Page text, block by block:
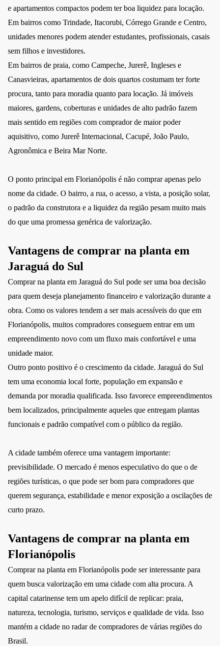
e apartamentos compactos podem ter boa liquidez para locação.
Em bairros como Trindade, Itacorubi, Córrego Grande e Centro,
unidades menores podem atender estudantes, profissionais, casais
sem filhos e investidores.
Em bairros de praia, como Campeche, Jurerê, Ingleses e
Canasvieiras, apartamentos de dois quartos costumam ter forte
procura, tanto para moradia quanto para locação. Já imóveis
maiores, gardens, coberturas e unidades de alto padrão fazem
mais sentido em regiões com comprador de maior poder
aquisitivo, como Jurerê Internacional, Cacupé, João Paulo,
Agronômica e Beira Mar Norte.
O ponto principal em Florianópolis é não comprar apenas pelo
nome da cidade. O bairro, a rua, o acesso, a vista, a posição solar,
o padrão da construtora e a liquidez da região pesam muito mais
do que uma promessa genérica de valorização.
Vantagens de comprar na planta em
Jaraguá do Sul
Comprar na planta em Jaraguá do Sul pode ser uma boa decisão
para quem deseja planejamento financeiro e valorização durante a
obra. Como os valores tendem a ser mais acessíveis do que em
Florianópolis, muitos compradores conseguem entrar em um
empreendimento novo com um fluxo mais confortável e uma
unidade maior.
Outro ponto positivo é o crescimento da cidade. Jaraguá do Sul
tem uma economia local forte, população em expansão e
demanda por moradia qualificada. Isso favorece empreendimentos
bem localizados, principalmente aqueles que entregam plantas
funcionais e padrão compatível com o público da região.
A cidade também oferece uma vantagem importante:
previsibilidade. O mercado é menos especulativo do que o de
regiões turísticas, o que pode ser bom para compradores que
querem segurança, estabilidade e menor exposição a oscilações de
curto prazo.
Vantagens de comprar na planta em
Florianópolis
Comprar na planta em Florianópolis pode ser interessante para
quem busca valorização em uma cidade com alta procura. A
capital catarinense tem um apelo difícil de replicar: praia,
natureza, tecnologia, turismo, serviços e qualidade de vida. Isso
mantém a cidade no radar de compradores de várias regiões do
Brasil.